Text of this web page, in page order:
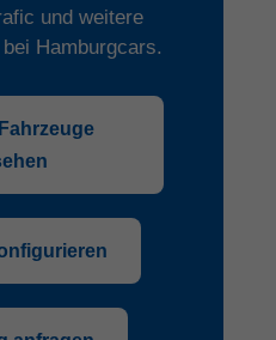
und weitere
Hamburgcars.